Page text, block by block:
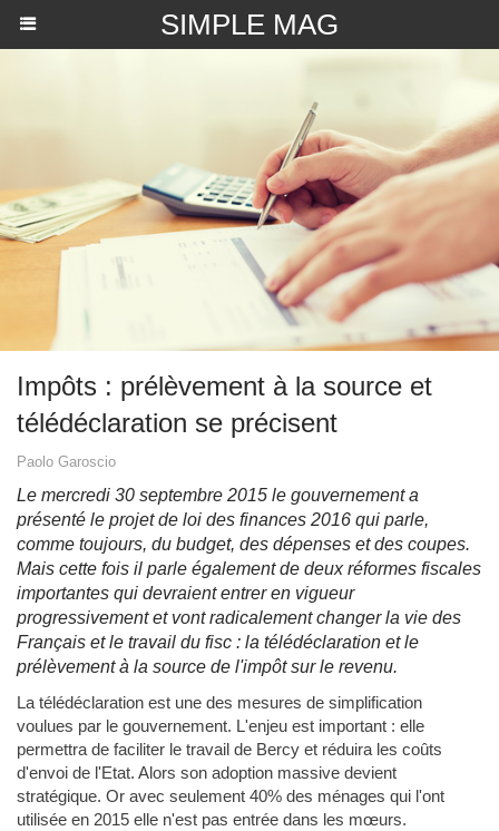
SIMPLE MAG
​Impôts : prélèvement à la source et
télédéclaration se précisent
Paolo Garoscio
Le mercredi 30 septembre 2015 le gouvernement a
présenté le projet de loi des finances 2016 qui parle,
comme toujours, du budget, des dépenses et des coupes.
Mais cette fois il parle également de deux réformes fiscales
importantes qui devraient entrer en vigueur
progressivement et vont radicalement changer la vie des
Français et le travail du fisc : la télédéclaration et le
prélèvement à la source de l'impôt sur le revenu.
La télédéclaration est une des mesures de simplification
voulues par le gouvernement. L'enjeu est important : elle
permettra de faciliter le travail de Bercy et réduira les coûts
d'envoi de l'Etat. Alors son adoption massive devient
stratégique. Or avec seulement 40% des ménages qui l'ont
utilisée en 2015 elle n'est pas entrée dans les mœurs.